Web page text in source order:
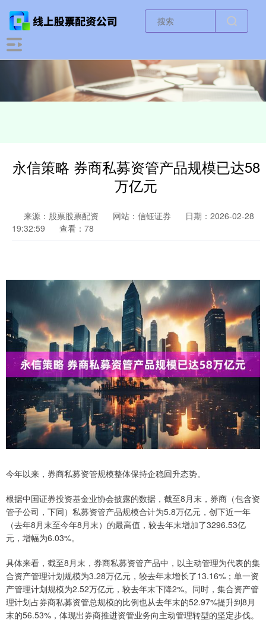
永信策略 券商私募资管产品规模已达58
万亿元
来源：股票股票配资 网站：信钰证券
日期：2026-02-28
19:32:59
查看：78
今年以来，券商私募资管规模整体保持企稳回升态势。
根据中国证券投资基金业协会披露的数据，截至8月末，券商（包含资
管子公司，下同）私募资管产品规模合计为5.8万亿元，创下近一年
（去年8月末至今年8月末）的最高值，较去年末增加了3296.53亿
元，增幅为6.03%。
具体来看，截至8月末，券商私募资管产品中，以主动管理为代表的集
合资产管理计划规模为3.28万亿元，较去年末增长了13.16%；单一资
产管理计划规模为2.52万亿元，较去年末下降2%。同时，集合资产管
理计划占券商私募资管总规模的比例也从去年末的52.97%提升到8月
末的56.53%，体现出券商推进资管业务向主动管理转型的坚定步伐。